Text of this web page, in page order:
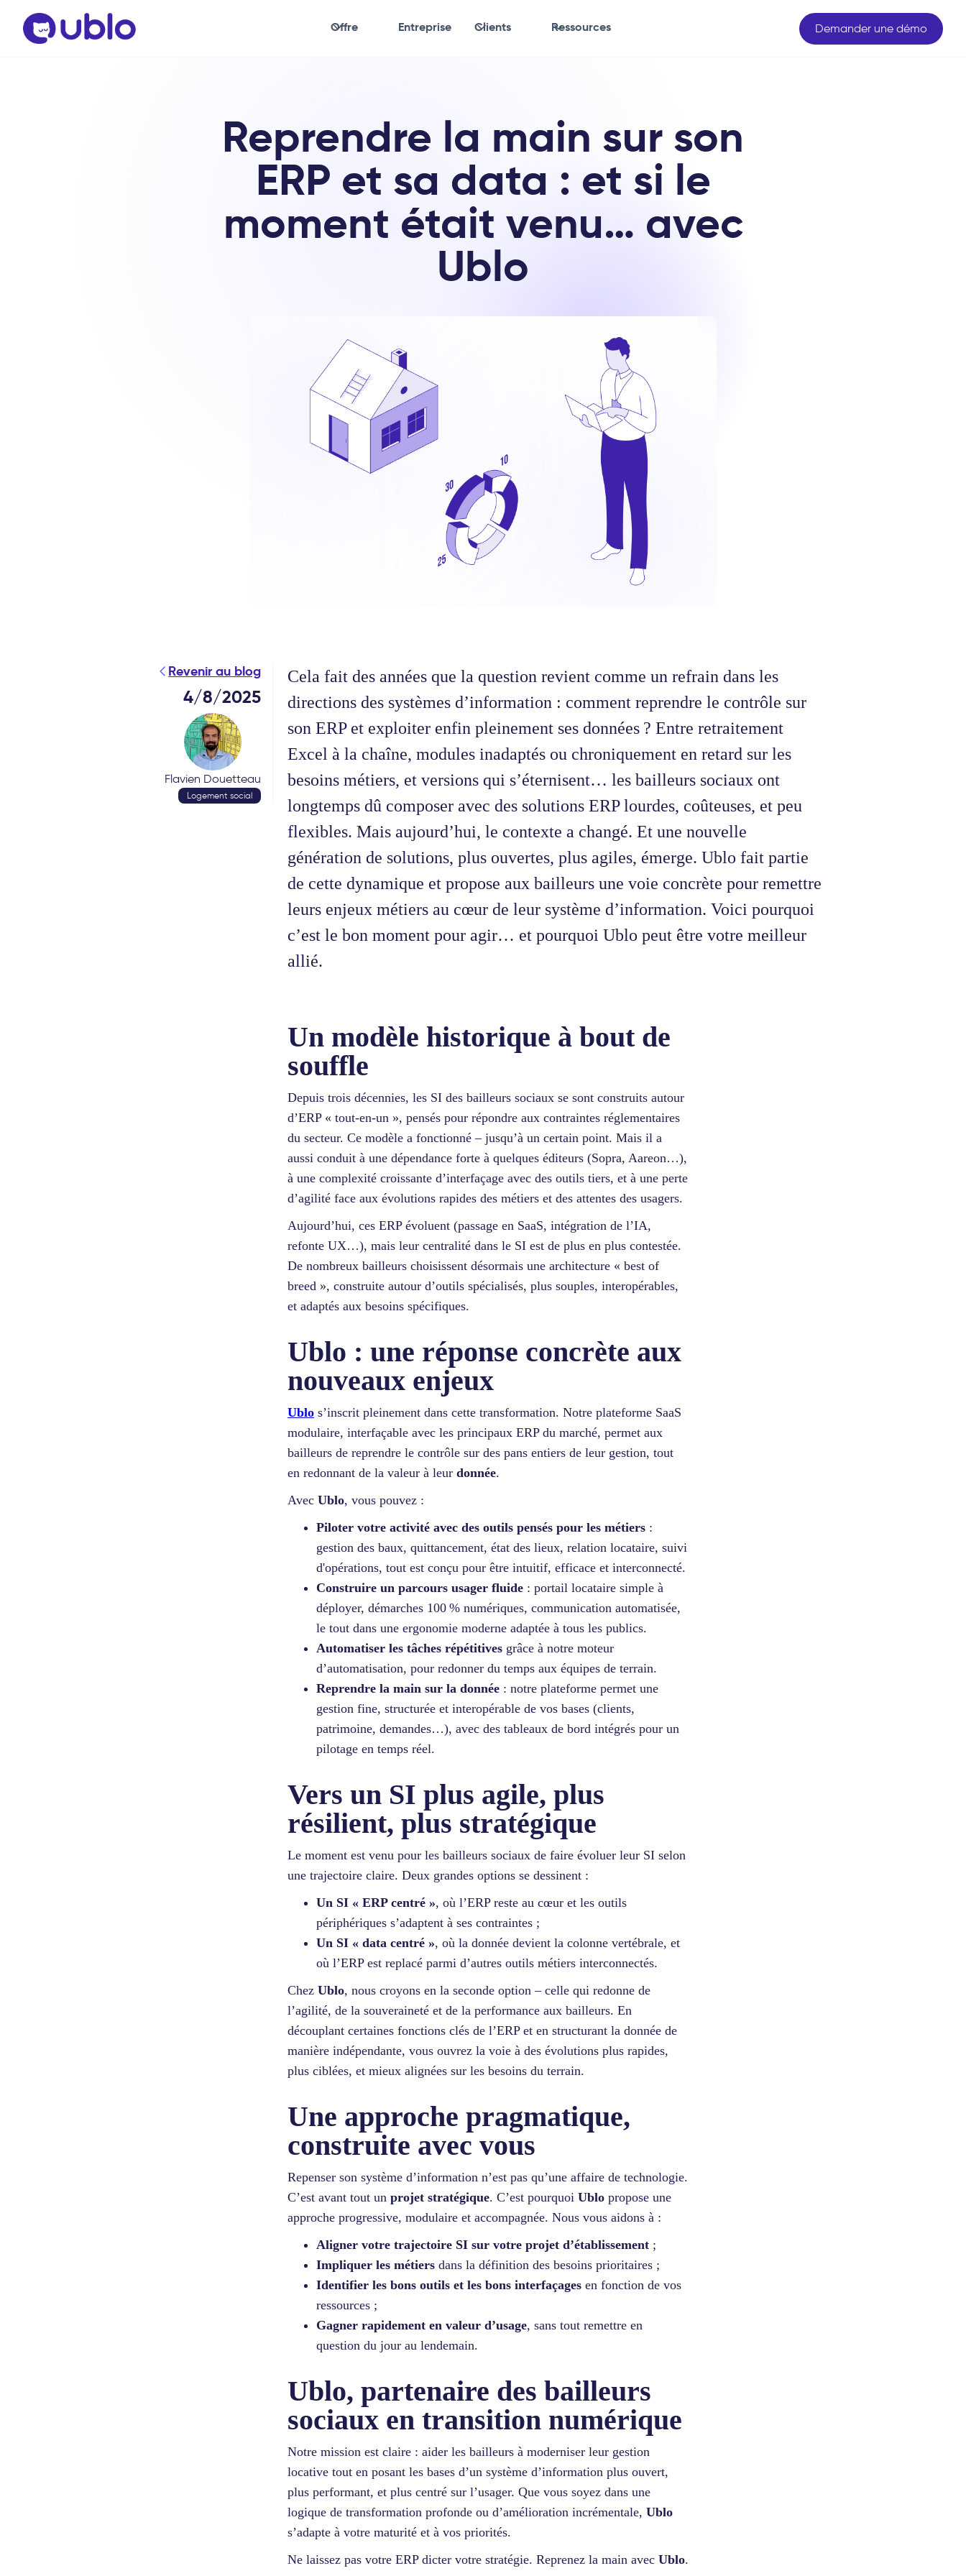
Offre Entreprise Clients Ressources Demander une démo
Reprendre la main sur son
ERP et sa data : et si le
moment était venu… avec
Ublo
Revenir au blog
4/8/2025
Flavien Douetteau
Logement social
Cela fait des années que la question revient comme un refrain dans les
directions des systèmes d’information : comment reprendre le contrôle sur
son ERP et exploiter enfin pleinement ses données ? Entre retraitement
Excel à la chaîne, modules inadaptés ou chroniquement en retard sur les
besoins métiers, et versions qui s’éternisent… les bailleurs sociaux ont
longtemps dû composer avec des solutions ERP lourdes, coûteuses, et peu
flexibles. Mais aujourd’hui, le contexte a changé. Et une nouvelle
génération de solutions, plus ouvertes, plus agiles, émerge. Ublo fait partie
de cette dynamique et propose aux bailleurs une voie concrète pour remettre
leurs enjeux métiers au cœur de leur système d’information. Voici pourquoi
c’est le bon moment pour agir… et pourquoi Ublo peut être votre meilleur
allié.
Un modèle historique à bout de
souffle
Depuis trois décennies, les SI des bailleurs sociaux se sont construits autour
d’ERP « tout-en-un », pensés pour répondre aux contraintes réglementaires
du secteur. Ce modèle a fonctionné – jusqu’à un certain point. Mais il a
aussi conduit à une dépendance forte à quelques éditeurs (Sopra, Aareon…),
à une complexité croissante d’interfaçage avec des outils tiers, et à une perte
d’agilité face aux évolutions rapides des métiers et des attentes des usagers.
Aujourd’hui, ces ERP évoluent (passage en SaaS, intégration de l’IA,
refonte UX…), mais leur centralité dans le SI est de plus en plus contestée.
De nombreux bailleurs choisissent désormais une architecture « best of
breed », construite autour d’outils spécialisés, plus souples, interopérables,
et adaptés aux besoins spécifiques.
Ublo : une réponse concrète aux
nouveaux enjeux
Ublo s’inscrit pleinement dans cette transformation. Notre plateforme SaaS
modulaire, interfaçable avec les principaux ERP du marché, permet aux
bailleurs de reprendre le contrôle sur des pans entiers de leur gestion, tout
en redonnant de la valeur à leur donnée.
Avec Ublo, vous pouvez :
Piloter votre activité avec des outils pensés pour les métiers :
gestion des baux, quittancement, état des lieux, relation locataire, suivi
d'opérations, tout est conçu pour être intuitif, efficace et interconnecté.
Construire un parcours usager fluide : portail locataire simple à
déployer, démarches 100 % numériques, communication automatisée,
le tout dans une ergonomie moderne adaptée à tous les publics.
Automatiser les tâches répétitives grâce à notre moteur
d’automatisation, pour redonner du temps aux équipes de terrain.
Reprendre la main sur la donnée : notre plateforme permet une
gestion fine, structurée et interopérable de vos bases (clients,
patrimoine, demandes…), avec des tableaux de bord intégrés pour un
pilotage en temps réel.
Vers un SI plus agile, plus
résilient, plus stratégique
Le moment est venu pour les bailleurs sociaux de faire évoluer leur SI selon
une trajectoire claire. Deux grandes options se dessinent :
Un SI « ERP centré », où l’ERP reste au cœur et les outils
périphériques s’adaptent à ses contraintes ;
Un SI « data centré », où la donnée devient la colonne vertébrale, et
où l’ERP est replacé parmi d’autres outils métiers interconnectés.
Chez Ublo, nous croyons en la seconde option – celle qui redonne de
l’agilité, de la souveraineté et de la performance aux bailleurs. En
découplant certaines fonctions clés de l’ERP et en structurant la donnée de
manière indépendante, vous ouvrez la voie à des évolutions plus rapides,
plus ciblées, et mieux alignées sur les besoins du terrain.
Une approche pragmatique,
construite avec vous
Repenser son système d’information n’est pas qu’une affaire de technologie.
C’est avant tout un projet stratégique. C’est pourquoi Ublo propose une
approche progressive, modulaire et accompagnée. Nous vous aidons à :
Aligner votre trajectoire SI sur votre projet d’établissement ;
Impliquer les métiers dans la définition des besoins prioritaires ;
Identifier les bons outils et les bons interfaçages en fonction de vos
ressources ;
Gagner rapidement en valeur d’usage, sans tout remettre en
question du jour au lendemain.
Ublo, partenaire des bailleurs
sociaux en transition numérique
Notre mission est claire : aider les bailleurs à moderniser leur gestion
locative tout en posant les bases d’un système d’information plus ouvert,
plus performant, et plus centré sur l’usager. Que vous soyez dans une
logique de transformation profonde ou d’amélioration incrémentale, Ublo
s’adapte à votre maturité et à vos priorités.
Ne laissez pas votre ERP dicter votre stratégie. Reprenez la main avec Ublo.